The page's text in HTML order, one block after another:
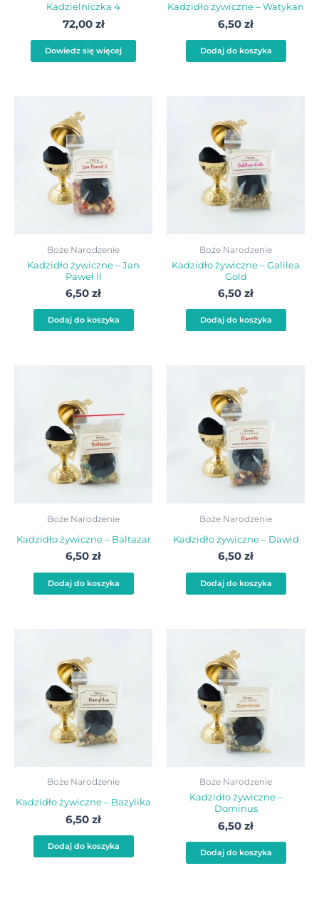
Kadzielniczka 4
72,00 zł
Dowiedz się więcej
Kadzidło żywiczne – Watykan
6,50 zł
Dodaj do koszyka
Boże Narodzenie
Kadzidło żywiczne – Jan
Paweł II
6,50 zł
Dodaj do koszyka
Boże Narodzenie
Kadzidło żywiczne – Galilea
Gold
6,50 zł
Dodaj do koszyka
Boże Narodzenie
Kadzidło żywiczne – Baltazar
6,50 zł
Dodaj do koszyka
Boże Narodzenie
Kadzidło żywiczne – Dawid
6,50 zł
Dodaj do koszyka
Boże Narodzenie
Kadzidło żywiczne – Bazylika
6,50 zł
Dodaj do koszyka
Boże Narodzenie
Kadzidło żywiczne –
Dominus
6,50 zł
Dodaj do koszyka